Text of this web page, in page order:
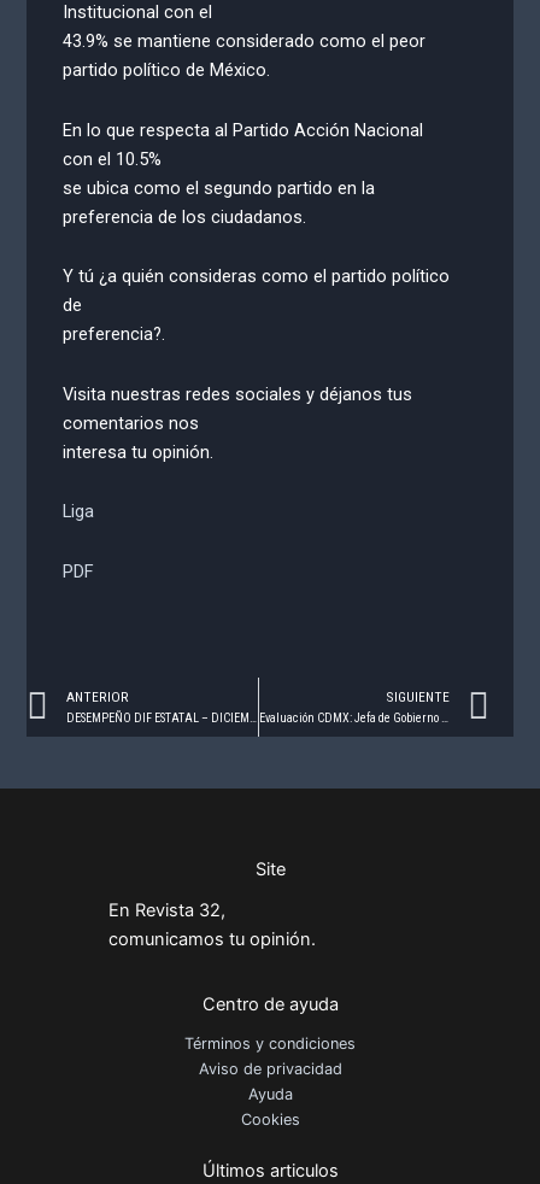
Institucional con el
43.9% se mantiene considerado como el peor
partido político de México.
En lo que respecta al Partido Acción Nacional
con el 10.5%
se ubica como el segundo partido en la
preferencia de los ciudadanos.
Y tú ¿a quién consideras como el partido político
de
preferencia?.
Visita nuestras redes sociales y déjanos tus
comentarios nos
interesa tu opinión.
Liga
PDF
Prev
ANTERIOR SIGUIENTE
Site
En Revista 32,
comunicamos tu opinión.
Centro de ayuda
Términos y condiciones
Aviso de privacidad
Ayuda
Cookies
Últimos articulos